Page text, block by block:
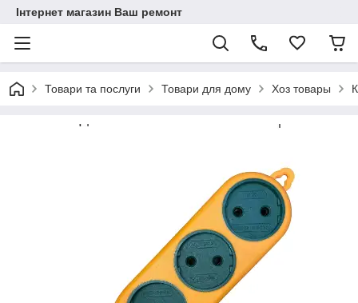
Інтернет магазин Ваш ремонт
Товари та послуги Товари для дому Хоз товары